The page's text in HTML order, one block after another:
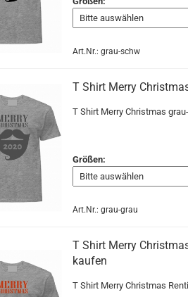
Art.Nr.: grau-schw
T Shirt Merry
T Shirt Merry Christmas
Größen:
Art.Nr.: grau-grau
T Shirt Merry
kaufen
T Shirt Merry Christmas